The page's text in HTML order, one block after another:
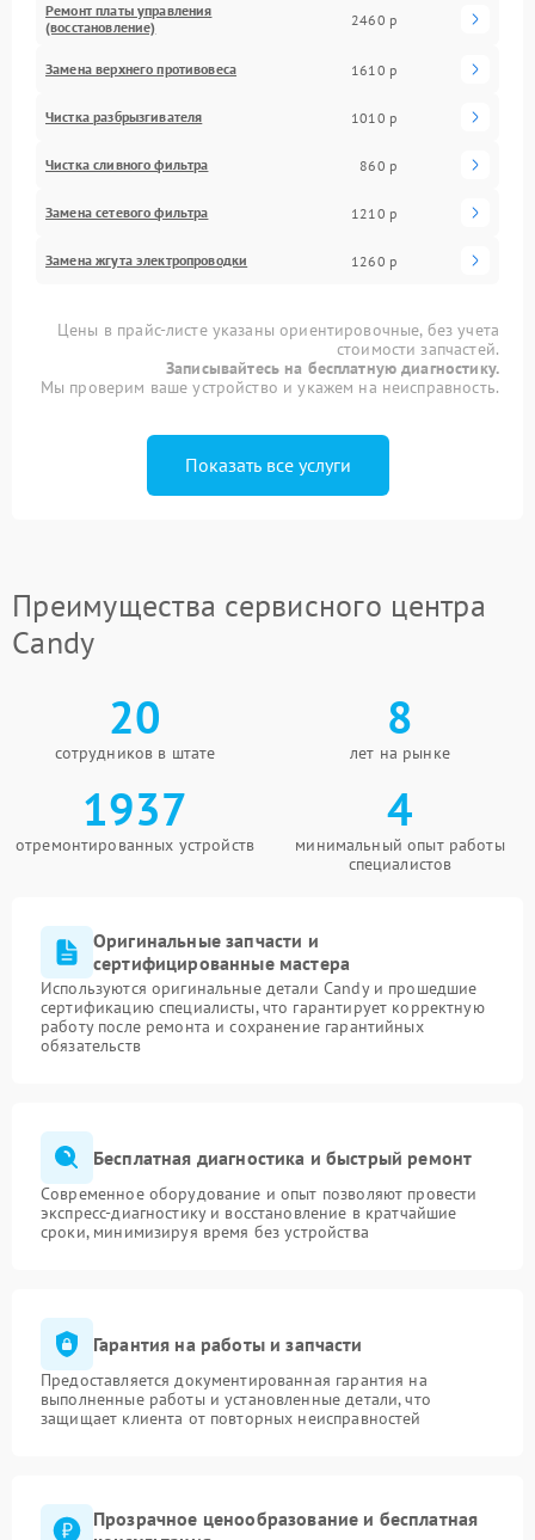
Ремонт платы управления
(восстановление)
2460 р
Замена верхнего противовеса 1610 р
Чистка разбрызгивателя 1010 р
Чистка сливного фильтра 860 р
Замена сетевого фильтра 1210 р
Замена жгута электропроводки 1260 р
Цены в прайс-листе указаны ориентировочные, без учета
стоимости запчастей.
Записывайтесь на бесплатную диагностику.
Мы проверим ваше устройство и укажем на неисправность.
Показать все услуги
Преимущества сервисного центра
Candy
20
сотрудников в штате
8
лет на рынке
1937
отремонтированных устройств
4
минимальный опыт работы
специалистов
Оригинальные запчасти и
сертифицированные мастера
Используются оригинальные детали Candy и прошедшие
сертификацию специалисты, что гарантирует корректную
работу после ремонта и сохранение гарантийных
обязательств
Бесплатная диагностика и быстрый ремонт
Современное оборудование и опыт позволяют провести
экспресс-диагностику и восстановление в кратчайшие
сроки, минимизируя время без устройства
Гарантия на работы и запчасти
Предоставляется документированная гарантия на
выполненные работы и установленные детали, что
защищает клиента от повторных неисправностей
Прозрачное ценообразование и бесплатная